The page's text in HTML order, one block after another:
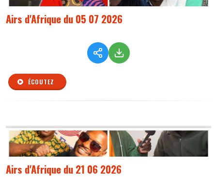
Airs d'Afrique du 05 07 2026
ÉCOUTEZ
Airs d'Afrique du 21 06 2026